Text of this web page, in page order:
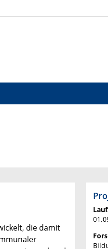
die damit